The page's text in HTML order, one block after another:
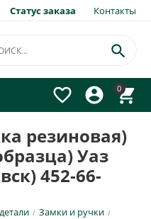
Статус заказа Контакты
0




резиновая)
Уаз
452-66-
/ Замки и ручки /